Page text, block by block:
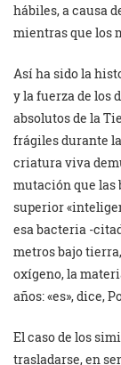
hábiles, a causa
mientras que los
Así ha sido la
y la fuerza de los
absolutos de la
frágiles durante
criatura viva
mutación que las
superior
esa bacteria -
metros bajo
oxígeno, la
años: «es», dice,
El caso de los
trasladarse, en